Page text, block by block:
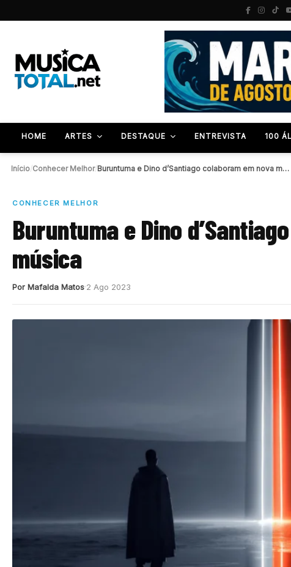
HOME ARTES DESTAQUE ENTREVISTA 100
Início Conhecer Melhor/ Buruntuma e Dino d’Santiago colaboram em nova música
CONHECER MELHOR
Buruntuma e Dino
música
Por Mafalda Matos 2 Ago 2023